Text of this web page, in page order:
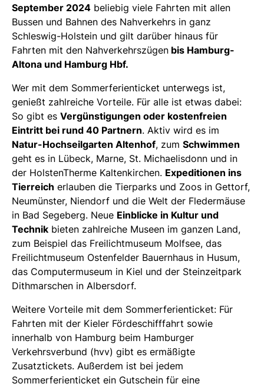
September 2024 beliebig viele Fahrten mit allen
Bussen und Bahnen des Nahverkehrs in ganz
Schleswig-Holstein und gilt darüber hinaus für
Fahrten mit den Nahverkehrszügen bis Hamburg-
Altona und Hamburg Hbf.
Wer mit dem Sommerferienticket unterwegs ist,
genießt zahlreiche Vorteile. Für alle ist etwas dabei:
So gibt es Vergünstigungen oder kostenfreien
Eintritt bei rund 40 Partnern. Aktiv wird es im
Natur-Hochseilgarten Altenhof, zum Schwimmen
geht es in Lübeck, Marne, St. Michaelisdonn und in
der HolstenTherme Kaltenkirchen. Expeditionen ins
Tierreich erlauben die Tierparks und Zoos in Gettorf,
Neumünster, Niendorf und die Welt der Fledermäuse
in Bad Segeberg. Neue Einblicke in Kultur und
Technik bieten zahlreiche Museen im ganzen Land,
zum Beispiel das Freilichtmuseum Molfsee, das
Freilichtmuseum Ostenfelder Bauernhaus in Husum,
das Computermuseum in Kiel und der Steinzeitpark
Dithmarschen in Albersdorf.
Weitere Vorteile mit dem Sommerferienticket: Für
Fahrten mit der Kieler Fördeschifffahrt sowie
innerhalb von Hamburg beim Hamburger
Verkehrsverbund (hvv) gibt es ermäßigte
Zusatztickets. Außerdem ist bei jedem
Sommerferienticket ein Gutschein für eine